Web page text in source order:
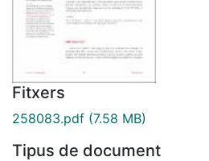
Fitxers
258083.pdf (7.58 MB)
Tipus de document